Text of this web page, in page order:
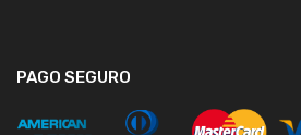
PAGO SEGURO